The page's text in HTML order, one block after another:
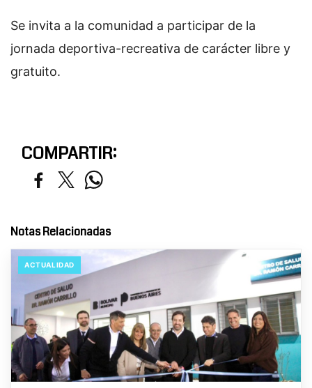
Se invita a la comunidad a participar de la
jornada deportiva-recreativa de carácter libre y
gratuito.
COMPARTIR:
Notas Relacionadas
ACTUALIDAD